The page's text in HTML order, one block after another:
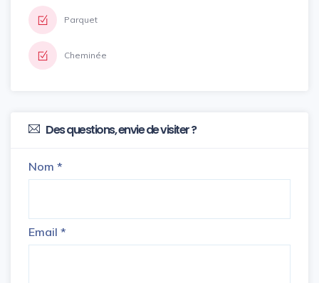
Parquet
Cheminée
Des questions, envie de visiter ?
Nom *
Email *